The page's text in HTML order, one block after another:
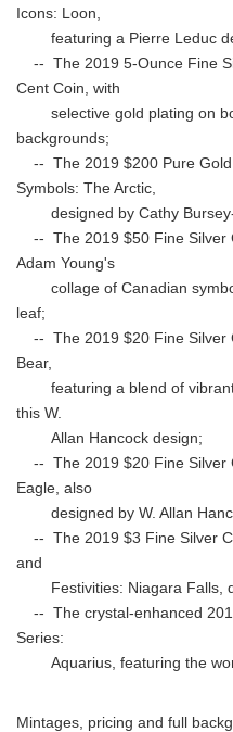
Icons: Loon,
featuring a Pierre Leduc
-- The 2019 5-Ounce Fine
Cent Coin, with
selective gold plating on
backgrounds;
-- The 2019 $200 Pure Gold
Symbols: The Arctic,
designed by Cathy Bursey-
-- The 2019 $50 Fine Silver
Adam Young's
collage of Canadian
leaf;
-- The 2019 $20 Fine Silver
Bear,
featuring a blend of vibrant
this W.
Allan Hancock design;
-- The 2019 $20 Fine Silver
Eagle, also
designed by W. Allan
-- The 2019 $3 Fine Silver
and
Festivities: Niagara Falls,
-- The crystal-enhanced
Series:
Aquarius, featuring the
Mintages, pricing and full